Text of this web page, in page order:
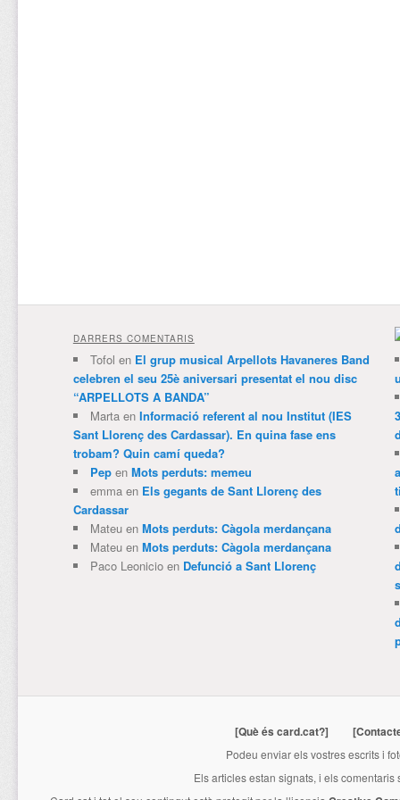
DARRERS COMENTARIS
Tofol en El grup musical Arpellots Havaneres Band
celebren el seu 25è aniversari presentat el nou disc
“ARPELLOTS A BANDA”
Martaen Informació referent al nou Institut (IES
Sant Llorenç des Cardassar). En quina fase ens
trobam? Quin camí queda?
Pepen Mots perduts: memeu
emmaen Els gegants de Sant Llorenç des
Cardassar
Mateuen Mots perduts: Càgola merdançana
Mateuen Mots perduts: Càgola merdançana
Paco Leonicioen Defunció a Sant Llorenç
[Què és card.cat?]
Podeu enviar els vostres escrits i
Els articles estan signats, i els